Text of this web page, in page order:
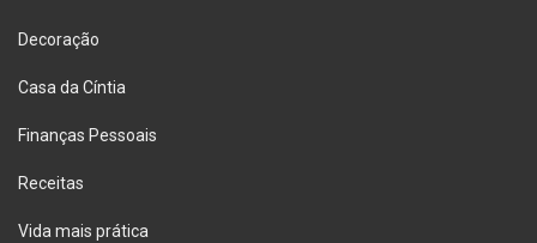
Decoração
Casa da Cíntia
Finanças Pessoais
Receitas
Vida mais prática